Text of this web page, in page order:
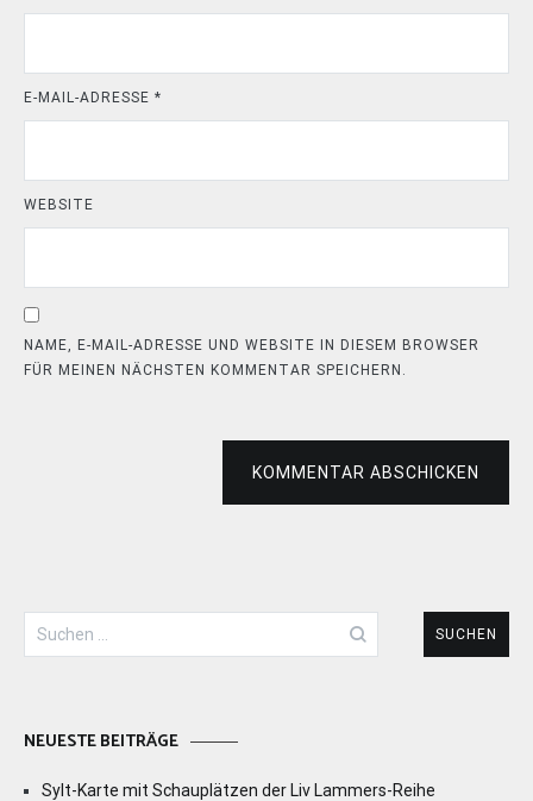
E-MAIL-ADRESSE *
WEBSITE
NAME, E-MAIL-ADRESSE UND WEBSITE IN DIESEM BROWSER
FÜR MEINEN NÄCHSTEN KOMMENTAR SPEICHERN.
KOMMENTAR ABSCHICKEN
Suchen
nach:
NEUESTE BEITRÄGE
Sylt-Karte mit Schauplätzen der Liv Lammers-Reihe